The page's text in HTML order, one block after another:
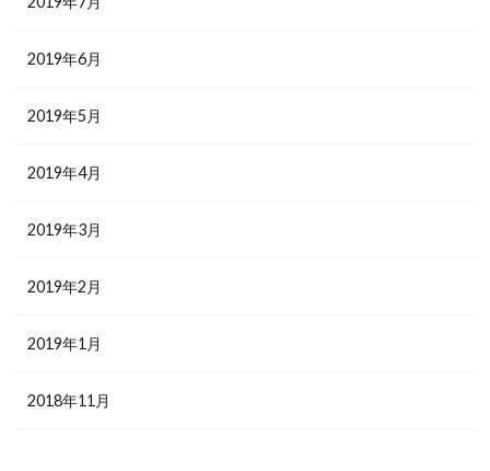
2019年6月
2019年5月
2019年4月
2019年3月
2019年2月
2019年1月
2018年11月